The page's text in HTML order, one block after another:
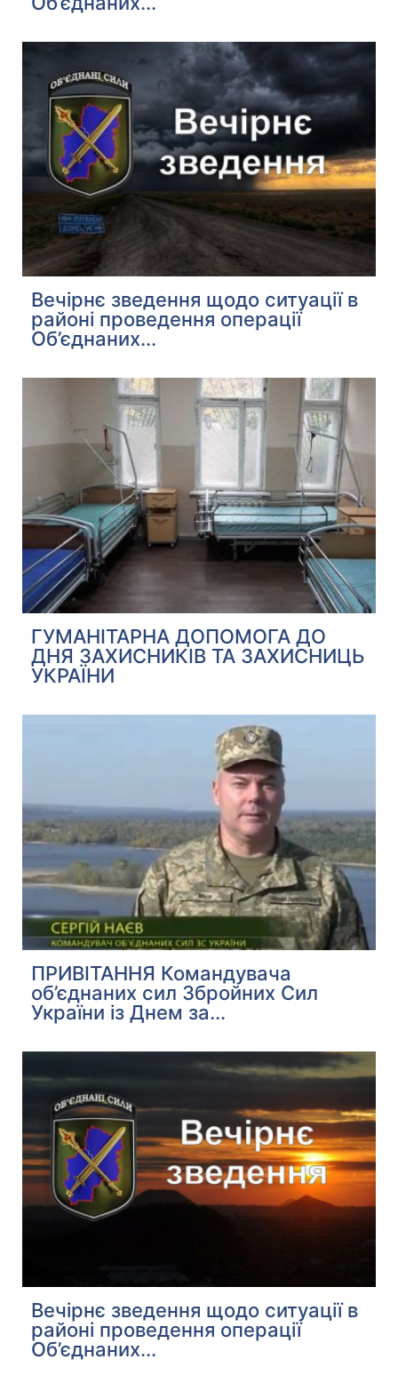
Вечірнє зведення щодо ситуації в
районі проведення операції
Об’єднаних...
ГУМАНІТАРНА ДОПОМОГА ДО
ДНЯ ЗАХИСНИКІВ ТА ЗАХИСНИЦЬ
УКРАЇНИ
ПРИВІТАННЯ Командувача
об’єднаних сил Збройних Сил
України із Днем за...
Вечірнє зведення щодо ситуації в
районі проведення операції
Об’єднаних...